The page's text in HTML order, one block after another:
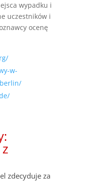
wypadku i
uczestników i
ocenę
w-
zdecyduje za